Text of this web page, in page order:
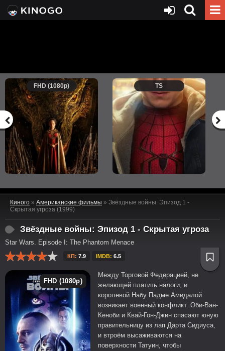
FHD (1080p) TS
Киного » Американские фильмы » Звёздные войны: Эпизод 1 -
Скрытая угроза (1999)
Звёздные войны: Эпизод 1 - Скрытая угроза
Star Wars. Episode I: The Phantom Menace
КП: 7.9 IMDB: 6.5
FHD (1080p)
Между Торговой Федерацией, не
желающей платить налоги, и
королевой Набу Падме Амидалой
возникает военный конфликт. Оби-Ван-
Кеноби и Квай-Гон-Джин спасают юную
правительницу из лап Дарта Сидиуса,
и втроём высаживаются на
поверхности Татуин, чтобы